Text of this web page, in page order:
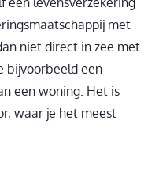
met
niet direct in zee met
bijvoorbeeld een
een woning. Het is
waar je het meest